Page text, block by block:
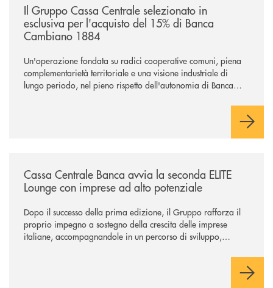
Il Gruppo Cassa Centrale selezionato in
esclusiva per l'acquisto del 15% di Banca
Cambiano 1884
Un'operazione fondata su radici cooperative comuni, piena
complementarietà territoriale e una visione industriale di
lungo periodo, nel pieno rispetto dell'autonomia di Banca
negoziazione esclusiva per la finalizzazione dell’operazione.
Cassa Centrale Banca avvia la seconda ELITE
Lounge con imprese ad alto potenziale
Dopo il successo della prima edizione, il Gruppo rafforza il
proprio impegno a sostegno della crescita delle imprese
italiane, accompagnandole in un percorso di sviluppo,